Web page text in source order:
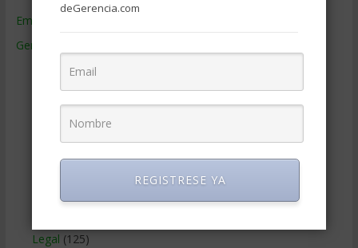
Empresas de Gerencia
Gerencia
Ciencias Económicas
Contabilidad(466)
Educacion Gerencial
Estrategia Empresarial(304)
Finanzas Corporativas(748)
Legal (125)
deGerencia.com
REGISTRESE YA